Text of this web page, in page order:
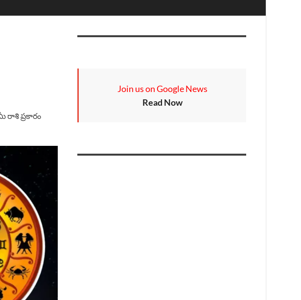
రాశి ప్రకారం
Join us on Google News
Read Now